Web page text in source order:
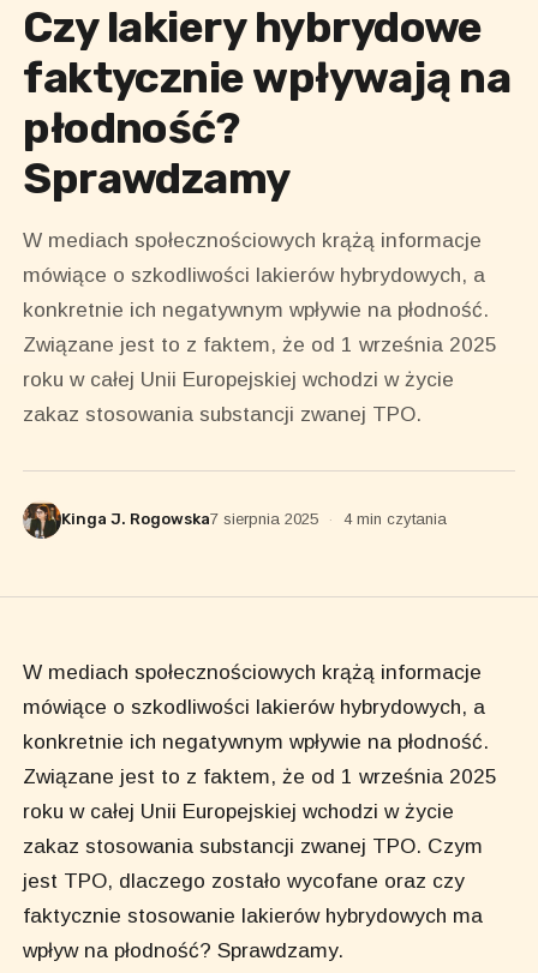
Czy lakiery hybrydowe
faktycznie wpływają na
płodność?
Sprawdzamy
W mediach społecznościowych krążą informacje
mówiące o szkodliwości lakierów hybrydowych, a
konkretnie ich negatywnym wpływie na płodność.
Związane jest to z faktem, że od 1 września 2025
roku w całej Unii Europejskiej wchodzi w życie
zakaz stosowania substancji zwanej TPO.
Kinga J. Rogowska7 sierpnia 2025 · 4 min czytania
W mediach społecznościowych krążą informacje
mówiące o szkodliwości lakierów hybrydowych, a
konkretnie ich negatywnym wpływie na płodność.
Związane jest to z faktem, że od 1 września 2025
roku w całej Unii Europejskiej wchodzi w życie
zakaz stosowania substancji zwanej TPO. Czym
jest TPO, dlaczego zostało wycofane oraz czy
faktycznie stosowanie lakierów hybrydowych ma
wpływ na płodność? Sprawdzamy.